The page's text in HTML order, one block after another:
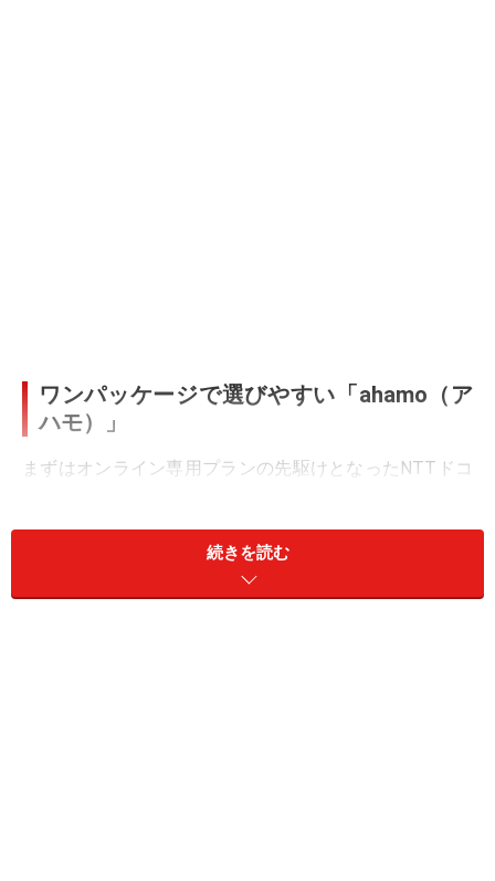
ワンパッケージで選びやすい「ahamo（ア
ハモ）」
まずはオンライン専用プランの先駆けとなったNTTドコ
速データ通信量が20GBというだけでなく、1回当たり5分
間の無料通話と、82の国や地域で、付属の通信量を消費
してのデータ通信ができる国際ローミングがセットにな
続きを読む